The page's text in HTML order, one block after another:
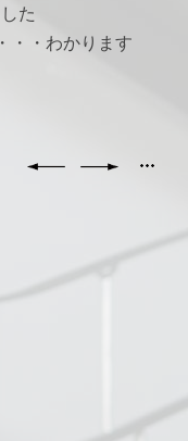
た
・・わかります